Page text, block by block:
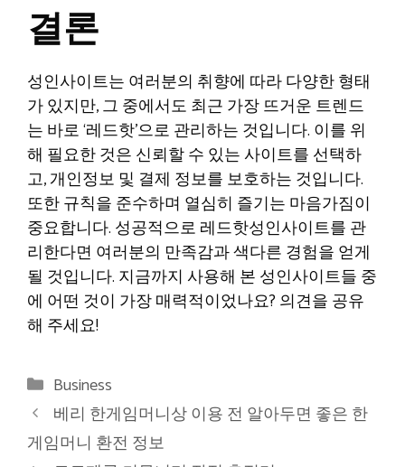
결론
성인사이트는 여러분의 취향에 따라 다양한 형태
가 있지만, 그 중에서도 최근 가장 뜨거운 트렌드
는 바로 ‘레드핫’으로 관리하는 것입니다. 이를 위
해 필요한 것은 신뢰할 수 있는 사이트를 선택하
고, 개인정보 및 결제 정보를 보호하는 것입니다.
또한 규칙을 준수하며 열심히 즐기는 마음가짐이
중요합니다. 성공적으로 레드핫성인사이트를 관
리한다면 여러분의 만족감과 색다른 경험을 얻게
될 것입니다. 지금까지 사용해 본 성인사이트들 중
에 어떤 것이 가장 매력적이었나요? 의견을 공유
해 주세요!
Categories
Business
베리 한게임머니상 이용 전 알아두면 좋은 한
게임머니 환전 정보